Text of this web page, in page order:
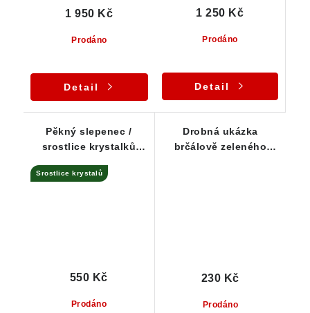
Prodáno
1 950 Kč
Detail
Prodáno
1 250 Kč
Detail
Pěkný slepenec /
srostlice krystalků
Sobotína
Srostlice krystalů
Prodáno
550 Kč
Drobná ukázka
brčálově zeleného
Prodáno
230 Kč